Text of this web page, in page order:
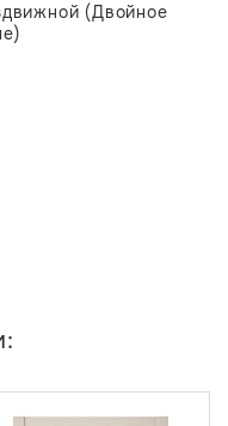
(Двойное